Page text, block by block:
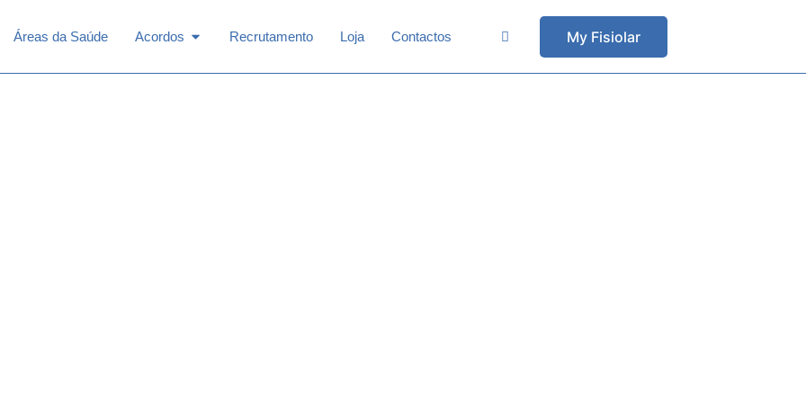
Especialidades
Áreas da Saúde Acordos Open Acordos
Recrutamento Loja Contactos My Fisiolar